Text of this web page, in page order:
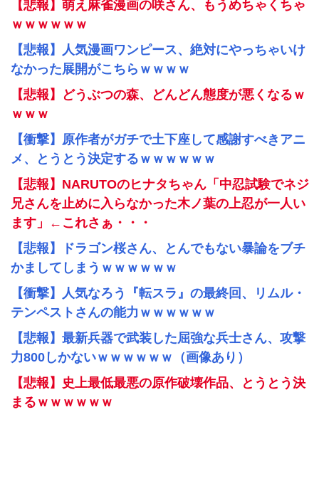
【悲報】萌え麻雀漫画の咲さん、もうめちゃくちゃ
ｗｗｗｗｗｗ
【悲報】人気漫画ワンピース、絶対にやっちゃいけ
なかった展開がこちらｗｗｗｗ
【悲報】どうぶつの森、どんどん態度が悪くなるｗ
ｗｗｗ
【衝撃】原作者がガチで土下座して感謝すべきアニ
メ、とうとう決定するｗｗｗｗｗｗ
【悲報】NARUTOのヒナタちゃん「中忍試験でネジ
兄さんを止めに入らなかった木ノ葉の上忍が一人い
ます」←これさぁ・・・
【悲報】ドラゴン桜さん、とんでもない暴論をブチ
かましてしまうｗｗｗｗｗｗ
【衝撃】人気なろう『転スラ』の最終回、リムル・
テンペストさんの能力ｗｗｗｗｗｗ
【悲報】最新兵器で武装した屈強な兵士さん、攻撃
力800しかないｗｗｗｗｗｗ（画像あり）
【悲報】史上最低最悪の原作破壊作品、とうとう決
まるｗｗｗｗｗｗ